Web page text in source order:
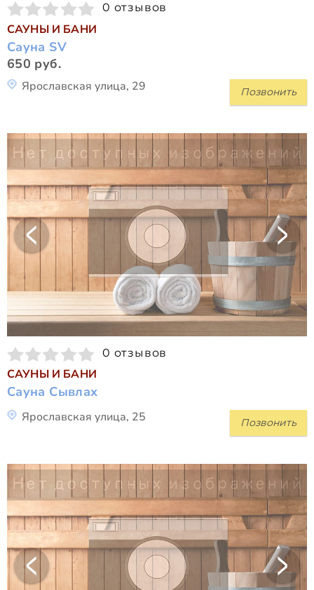
0 отзывов
САУНЫ И БАНИ
Сауна SV
650 руб.
Позвонить
Ярославская улица, 29
0 отзывов
САУНЫ И БАНИ
Сауна Сывлах
Позвонить
Ярославская улица, 25